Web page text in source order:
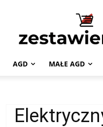
AGD MAŁE AGD